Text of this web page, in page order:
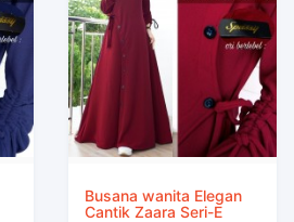
Busana wanita Elegan
Cantik Zaara Seri-E